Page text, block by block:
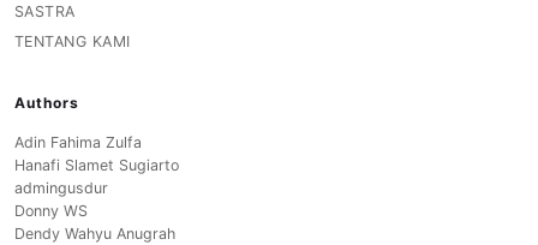
SASTRA
TENTANG KAMI
Authors
Adin Fahima Zulfa
Hanafi Slamet Sugiarto
admingusdur
Donny WS
Dendy Wahyu Anugrah